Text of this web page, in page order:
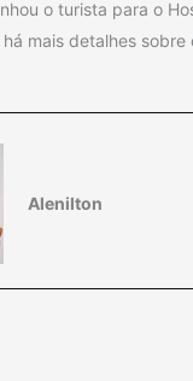
o turista para o
há mais detalhes
Alenilton